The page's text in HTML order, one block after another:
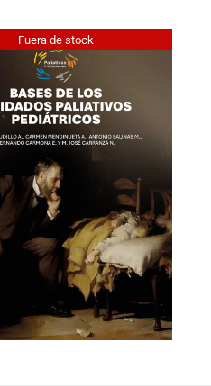
Fuera de stock